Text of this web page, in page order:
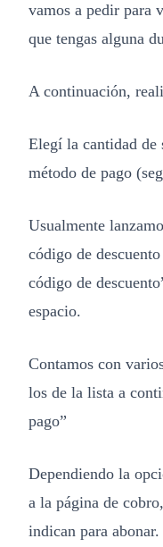
vamos a pedir para
que tengas alguna
A continuación,
Elegí la cantidad
método de pago
Usualmente
código de
código de
espacio.
Contamos con
los de la lista a
pago”
Dependiendo la
a la página de
indican para abonar.